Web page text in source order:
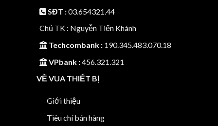
SĐT :03.654321.44
Chủ TK : Nguyễn Tiến Khánh
Techcombank :190.345.483.070.18
VPbank :456.321.321
VỀ VUA THIẾT BỊ
Giới thiệu
Tiêu chí bán hàng